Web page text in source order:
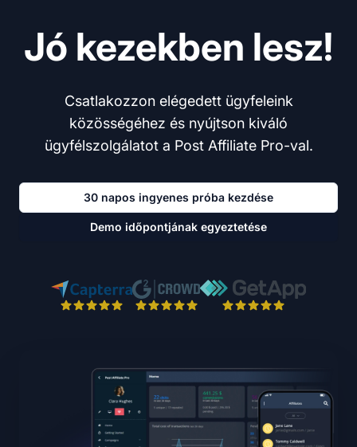
Jó kezekben lesz!
Csatlakozzon elégedett ügyfeleink
közösségéhez és nyújtson kiváló
ügyfélszolgálatot a Post Affiliate Pro-val.
30 napos ingyenes próba kezdése
Demo időpontjának egyeztetése